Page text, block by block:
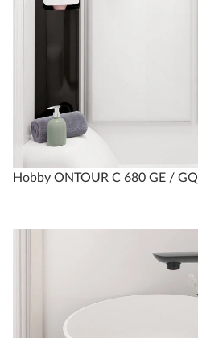
Hobby ONTOUR C 680 GE / GQ